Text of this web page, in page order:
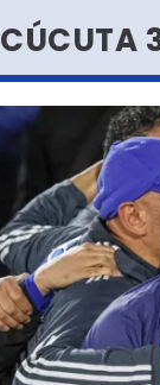
CÚCUTA